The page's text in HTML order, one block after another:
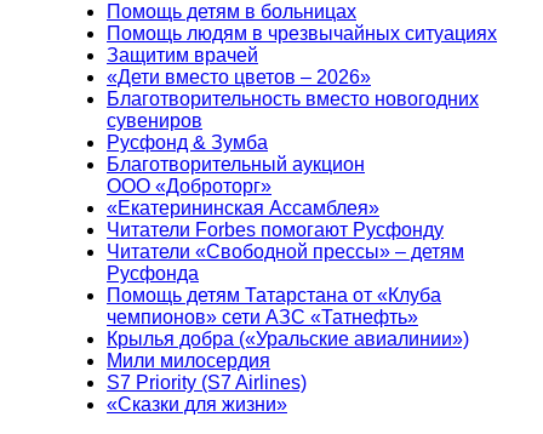
Помощь детям в больницах
Помощь людям в чрезвычайных ситуациях
Защитим врачей
«Дети вместо цветов – 2026»
Благотворительность вместо новогодних
сувениров
Русфонд & Зумба
Благотворительный аукцион
ООО «Доброторг»
«Екатерининская Ассамблея»
Читатели Forbes помогают Русфонду
Читатели «Свободной прессы» – детям
Русфонда
Помощь детям Татарстана от «Клуба
чемпионов» сети АЗС «Татнефть»
Крылья добра («Уральские авиалинии»)
Мили милосердия
S7 Priority (S7 Airlines)
«Сказки для жизни»